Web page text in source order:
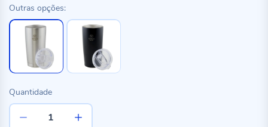
Outras opções:
Quantidade